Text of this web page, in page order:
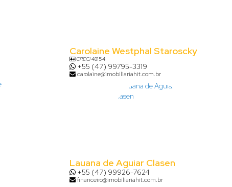
Carolaine Westphal Staroscky
CRECI48154
+55 (47) 99795-3319
carolaine@imobiliariahit.com.br
Lauana de Aguiar Clasen
+55 (47) 99926-7624
financeiro@imobiliariahit.com.br